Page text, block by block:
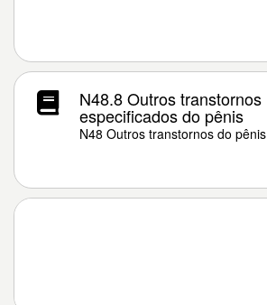
N48.8 Outros transtornos
especificados do pênis
N48 Outros transtornos do pênis